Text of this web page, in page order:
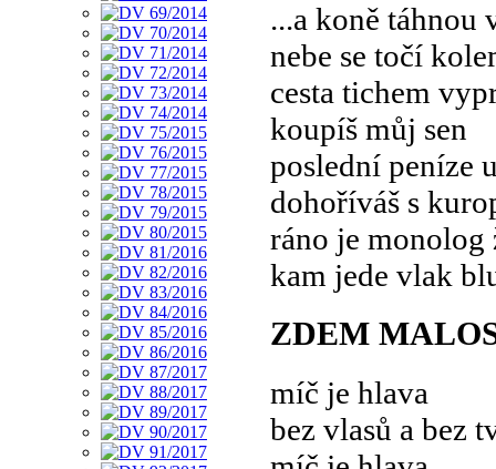
...a koně táhnou
nebe se točí
cesta tichem
koupíš můj sen
poslední peníze
dohoříváš s
ráno je monolog
kam jede vlak
ZDEM
míč je hlava
bez vlasů a bez